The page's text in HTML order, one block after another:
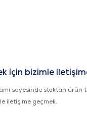
için bizimle
sayesinde stoktan ürün
iletişime geçmek.